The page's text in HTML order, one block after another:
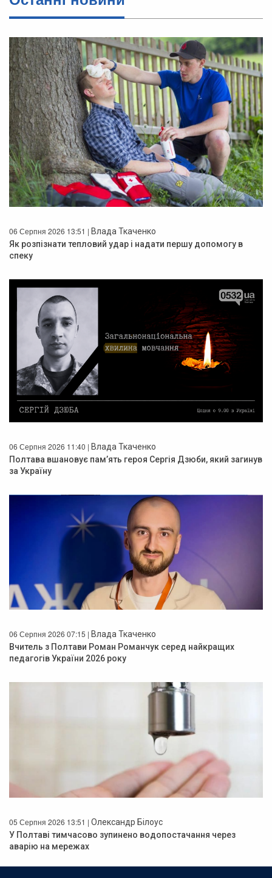
06 Серпня 2026 13:51 | Влада Ткаченко
Як розпізнати тепловий удар і надати першу допомогу в
спеку
06 Серпня 2026 11:40 | Влада Ткаченко
Полтава вшановує пам’ять героя Сергія Дзюби, який загинув
за Україну
06 Серпня 2026 07:15 | Влада Ткаченко
Вчитель з Полтави Роман Романчук серед найкращих
педагогів України 2026 року
05 Серпня 2026 13:51 | Олександр Білоус
У Полтаві тимчасово зупинено водопостачання через
аварію на мережах